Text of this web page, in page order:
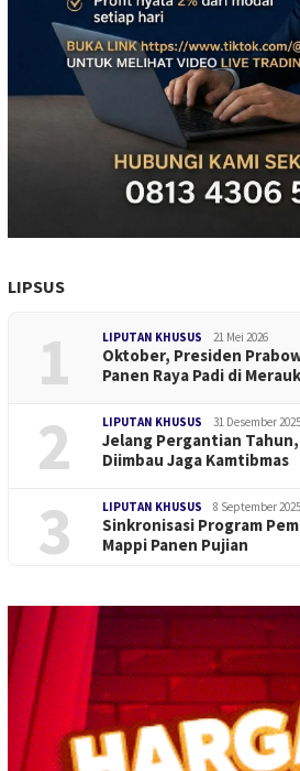
LIPSUS
1 LIPUTAN KHUSUS 21 Mei 2026
Oktober, Presiden
Panen Raya Padi di
2 LIPUTAN KHUSUS 31 Desember 2025
Jelang Pergantian
Diimbau Jaga Kamtibmas
3 LIPUTAN KHUSUS 8 September 2025
Sinkronisasi Program
Mappi Panen Pujian